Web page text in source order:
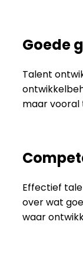
Goede
Talent
maar vooral
Effectief
over wat
waar